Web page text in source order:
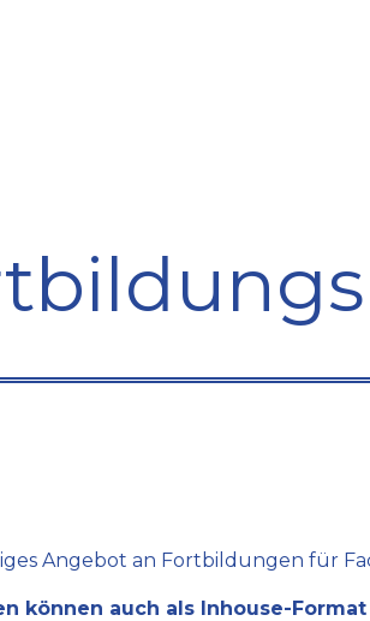
Angebot an Fortbildungen für
können auch als Inhouse-